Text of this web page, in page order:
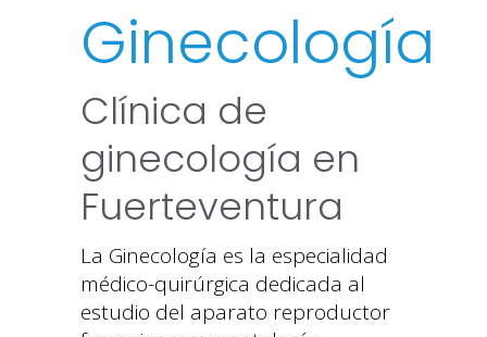
Ginecología
Clínica de
ginecología en
Fuerteventura
La Ginecología es la especialidad
médico-quirúrgica dedicada al
estudio del aparato reproductor